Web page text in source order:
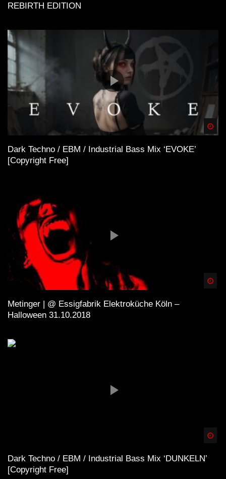
REBIRTH EDITION
Dark Techno / EBM / Industrial Bass Mix ‘EVOKE’
[Copyright Free]
Metinger | @ Essigfabrik Elektroküche Köln –
Halloween 31.10.2018
Dark Techno / EBM / Industrial Bass Mix ‘DUNKELN’
[Copyright Free]